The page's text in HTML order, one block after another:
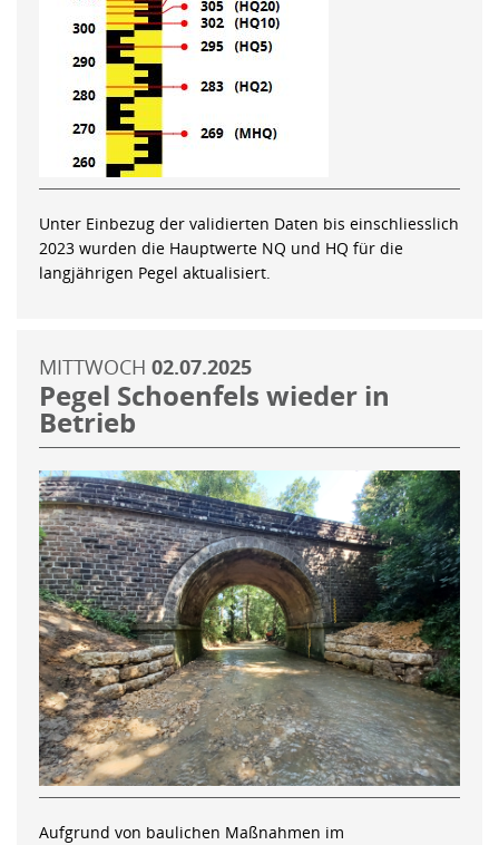
Unter Einbezug der validierten Daten bis einschliesslich
2023 wurden die Hauptwerte NQ und HQ für die
langjährigen Pegel aktualisiert.
MITTWOCH 02.07.2025
Pegel Schoenfels wieder in
Betrieb
Aufgrund von baulichen Maßnahmen im